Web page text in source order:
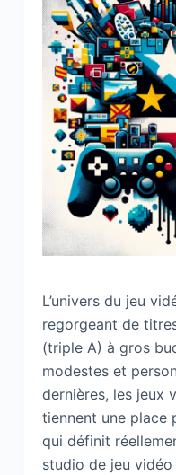
L’univers du jeu
regorgeant de
(triple A) à gros
modestes et
dernières, les jeux
tiennent une place
qui définit
studio de jeu